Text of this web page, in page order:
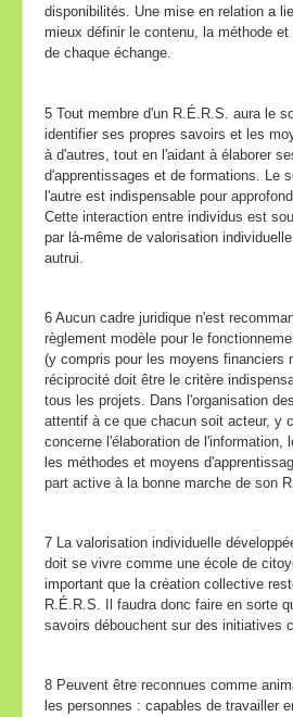
disponibilités. Une mise en relation a
mieux définir le contenu, la méthode
de chaque échange.
5 Tout membre d'un R.É.R.S. aura le
identifier ses propres savoirs et les
à d'autres, tout en l'aidant à élaborer
d'apprentissages et de formations. Le
l'autre est indispensable pour
Cette interaction entre individus est
par là-même de valorisation
autrui.
6 Aucun cadre juridique n'est
règlement modèle pour le
(y compris pour les moyens financiers
réciprocité doit être le critère
tous les projets. Dans l'organisation
attentif à ce que chacun soit acteur, y
concerne l'élaboration de l'information,
les méthodes et moyens
part active à la bonne marche de son
7 La valorisation individuelle
doit se vivre comme une école de
important que la création collective
R.É.R.S. Il faudra donc faire en sorte
savoirs débouchent sur des initiatives
8 Peuvent être reconnues comme
les personnes : capables de travailler